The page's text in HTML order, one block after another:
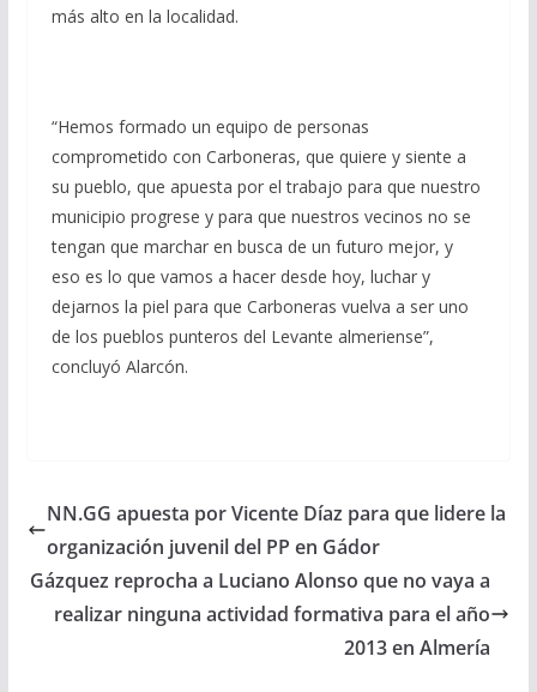
más alto en la localidad.
“Hemos formado un equipo de personas
comprometido con Carboneras, que quiere y siente a
su pueblo, que apuesta por el trabajo para que nuestro
municipio progrese y para que nuestros vecinos no se
tengan que marchar en busca de un futuro mejor, y
eso es lo que vamos a hacer desde hoy, luchar y
dejarnos la piel para que Carboneras vuelva a ser uno
de los pueblos punteros del Levante almeriense”,
concluyó Alarcón.
NN.GG apuesta por Vicente Díaz para que lidere la
organización juvenil del PP en Gádor
Gázquez reprocha a Luciano Alonso que no vaya a
realizar ninguna actividad formativa para el año
2013 en Almería